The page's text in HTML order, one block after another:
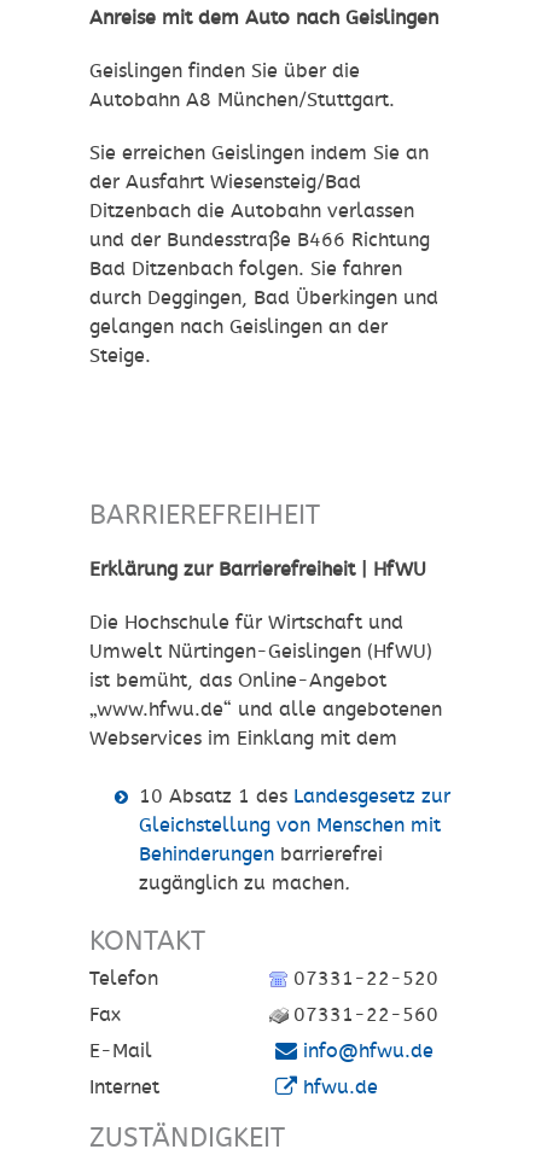
Anreise mit dem Auto nach Geislingen
Geislingen finden Sie über die
Autobahn A8 München/Stuttgart.
Sie erreichen Geislingen indem Sie an
der Ausfahrt Wiesensteig/Bad
Ditzenbach die Autobahn verlassen
und der Bundesstraße B466 Richtung
Bad Ditzenbach folgen. Sie fahren
durch Deggingen, Bad Überkingen und
gelangen nach Geislingen an der
Steige.
BARRIEREFREIHEIT
Erklärung zur Barrierefreiheit | HfWU
Die Hochschule für Wirtschaft und
Umwelt Nürtingen-Geislingen (HfWU)
ist bemüht, das Online-Angebot
„www.hfwu.de“ und alle angebotenen
Webservices im Einklang mit dem
10 Absatz 1 des Landesgesetz zur
Gleichstellung von Menschen mit
Behinderungenbarrierefrei
zugänglich zu machen.
KONTAKT
Telefon
07331-22-520
Fax
07331-22-560
E-Mail
info@hfwu.de
Internet
hfwu.de
ZUSTÄNDIGKEIT